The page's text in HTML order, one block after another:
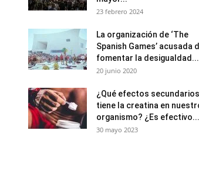
23 febrero 2024
La organización de ‘The
Spanish Games’ acusada
fomentar la desigualdad...
20 junio 2020
¿Qué efectos secundarios
tiene la creatina en
organismo? ¿Es efectivo...
30 mayo 2023